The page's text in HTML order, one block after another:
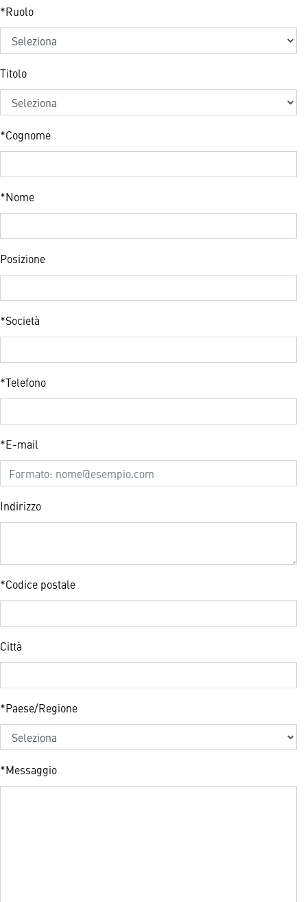
*Ruolo
Titolo
*Cognome
*Nome
Posizione
*Società
*Telefono
*E-mail
Indirizzo
*Codice postale
Città
*Paese/Regione
*Messaggio